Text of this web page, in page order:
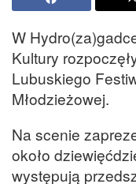
W
Kultury
Lubuskiego
Młodzieżowej.
Na scenie
około
występują